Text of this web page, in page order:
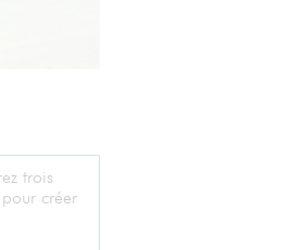
trois
créer